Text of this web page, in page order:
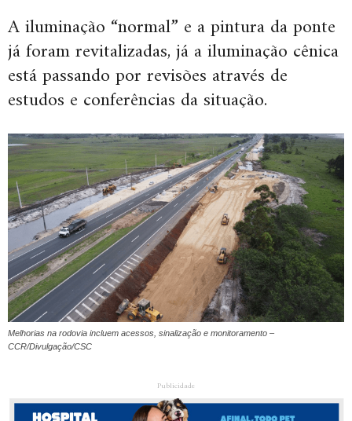
A iluminação “normal” e a pintura da ponte
já foram revitalizadas, já a iluminação cênica
está passando por revisões através de
estudos e conferências da situação.
Melhorias na rodovia incluem acessos, sinalização e monitoramento –
CCR/Divulgação/CSC
Publicidade